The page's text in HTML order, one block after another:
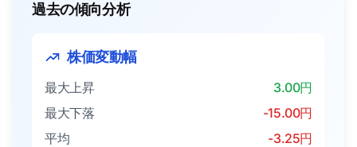
過去の傾向分析
株価変動幅
最大上昇
3.00円
最大下落
-15.00円
平均
-3.25円